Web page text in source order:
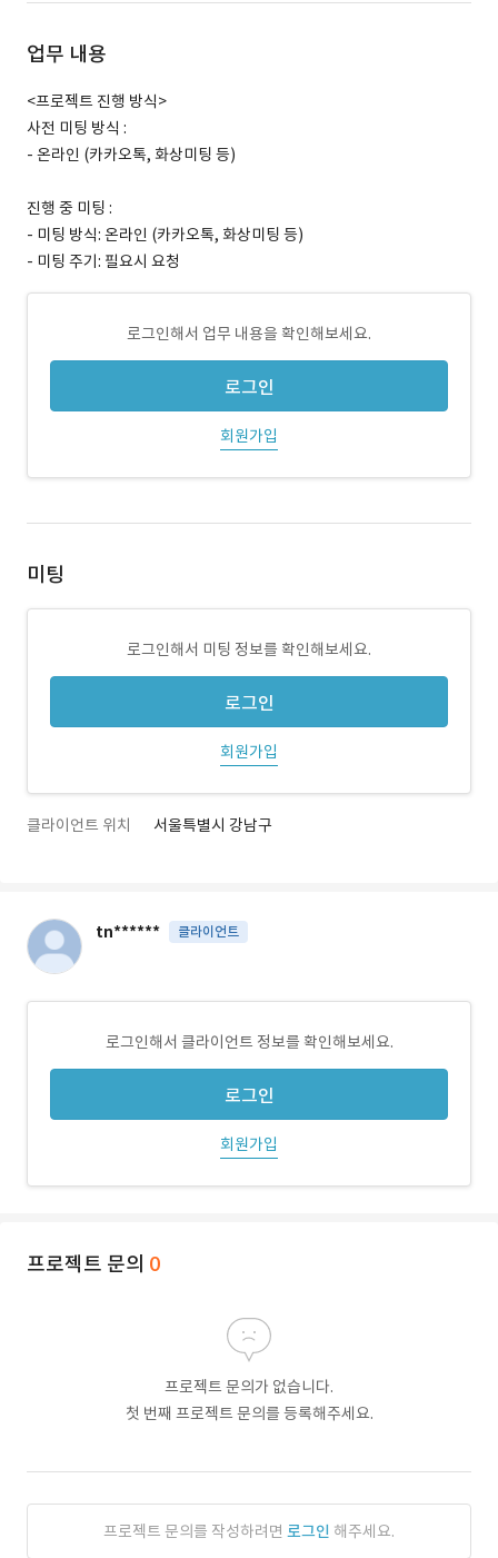
업무 내용
<프로젝트 진행 방식>
사전 미팅 방식 :
- 온라인 (카카오톡, 화상미팅 등)
진행 중 미팅 :
- 미팅 방식: 온라인 (카카오톡, 화상미팅 등)
- 미팅 주기: 필요시 요청
로그인해서 업무 내용을 확인해보세요.
로그인
회원가입
미팅
로그인해서 미팅 정보를 확인해보세요.
로그인
회원가입
클라이언트 위치 서울특별시 강남구
tn****** 클라이언트
로그인해서 클라이언트 정보를 확인해보세요.
로그인
회원가입
프로젝트 문의 0
프로젝트 문의가 없습니다.
첫 번째 프로젝트 문의를 등록해주세요.
프로젝트 문의를 작성하려면 로그인 해주세요.